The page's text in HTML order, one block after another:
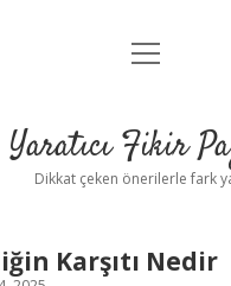
Anasayfa
Yasal Uyarı
menüyü
Yaratıcı Fikir
Dikkat çeken önerilerle fark
Karşıtı Nedir